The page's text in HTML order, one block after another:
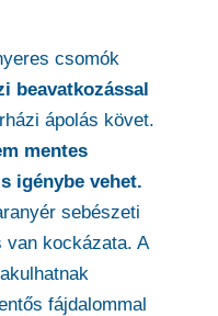
csomók
beavatkozással
ápolás követ.
mentes
igénybe vehet.
sebészeti
van kockázata. A
fájdalommal